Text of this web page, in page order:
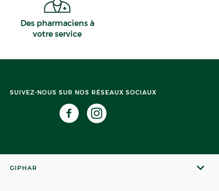
Des pharmaciens à
votre service
SUIVEZ-NOUS SUR NOS RÉSEAUX SOCIAUX
GIPHAR